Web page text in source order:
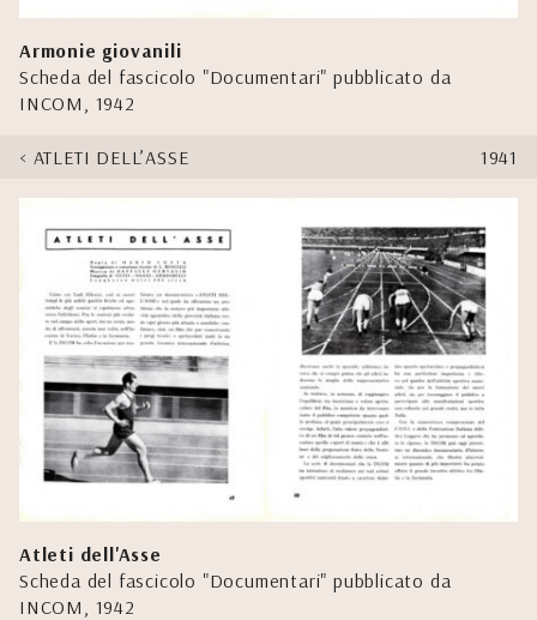
Armonie giovanili
Scheda del fascicolo "Documentari" pubblicato da
INCOM, 1942
ATLETI DELL’ASSE 1941
Atleti dell'Asse
Scheda del fascicolo "Documentari" pubblicato da
INCOM, 1942